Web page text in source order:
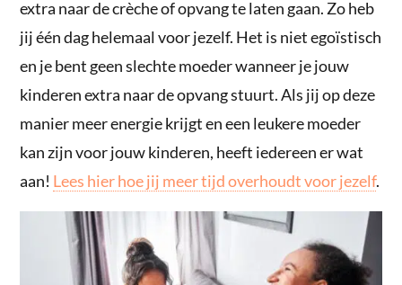
extra naar de crèche of opvang te laten gaan. Zo heb
jij één dag helemaal voor jezelf. Het is niet egoïstisch
en je bent geen slechte moeder wanneer je jouw
kinderen extra naar de opvang stuurt. Als jij op deze
manier meer energie krijgt en een leukere moeder
kan zijn voor jouw kinderen, heeft iedereen er wat
aan! Lees hier hoe jij meer tijd overhoudt voor jezelf.